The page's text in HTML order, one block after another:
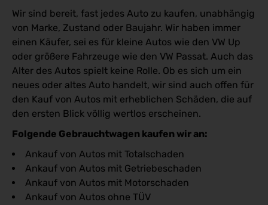
Wir sind bereit, fast jedes Auto zu kaufen, unabhängig
von Marke, Zustand oder Baujahr. Wir haben immer
einen Käufer, sei es für kleine Autos wie den VW Up
oder größere Fahrzeuge wie den VW Passat. Auch das
Alter des Autos spielt keine Rolle. Ob es sich um ein
neues oder altes Auto handelt, wir sind auch offen für
den Kauf von Autos mit erheblichen Schäden, die auf
den ersten Blick völlig wertlos erscheinen.
Folgende Gebrauchtwagen kaufen wir an:
Ankauf von Autos mit Totalschaden
Ankauf von Autos mit Getriebeschaden
Ankauf von Autos mit Motorschaden
Ankauf von Autos ohne TÜV